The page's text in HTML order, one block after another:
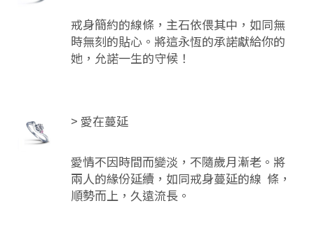
戒身簡約的線條，主石依偎其中，如同無
時無刻的貼心。將這永恆的承諾獻給你的
她，允諾一生的守候！
> 愛在蔓延
愛情不因時間而變淡，不隨歲月漸老。將
兩人的緣份延續，如同戒身蔓延的線 條，
順勢而上，久遠流長。